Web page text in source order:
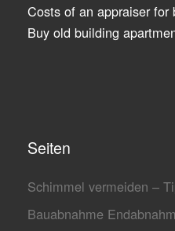
Costs of an appraiser
Buy old building
Seiten
Schimmel vermeiden –
Bauabnahme